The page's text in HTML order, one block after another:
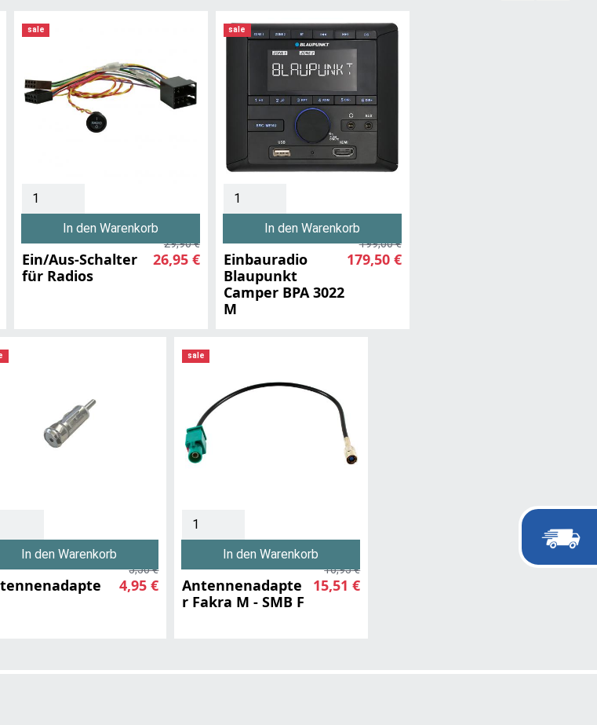
sale
In den Warenkorb
Ein/Aus-Schalter
für Radios
29,90 €
26,95 €
sale
In den Warenkorb
Einbauradio
Blaupunkt
Camper BPA 3022
M
199,00 €
179,50 €
In den Warenkorb
5,50 €
4,95 €
sale
In den Warenkorb
Antennenadapte
r Fakra M - SMB F
16,95 €
15,51 €